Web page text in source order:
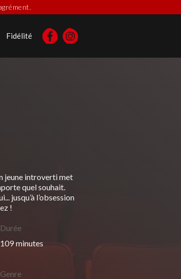
Fidélité
jeune introverti met
quel souhait.
jusqu’à l’obsession
!
Durée
109 minutes
Genre